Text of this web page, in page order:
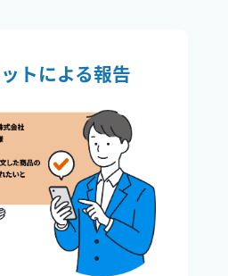
トによる報告